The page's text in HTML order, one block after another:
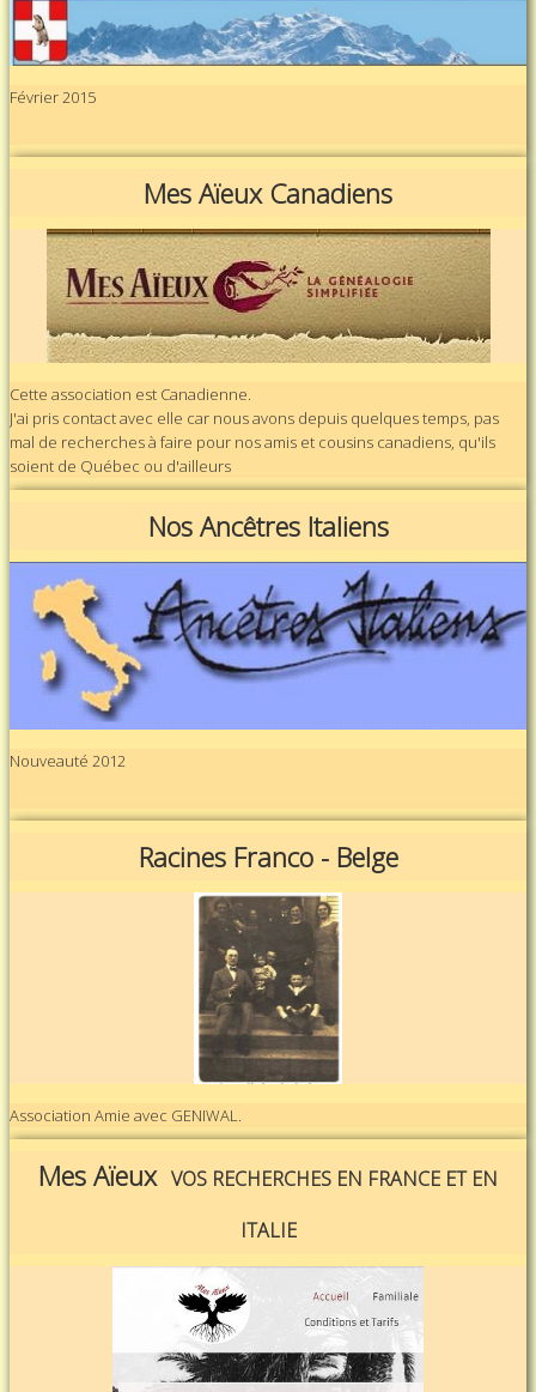
Février 2015
Mes Aïeux Canadiens
Cette association est Canadienne.
J'ai pris contact avec elle car nous avons depuis quelques temps, pas
mal de recherches à faire pour nos amis et cousins canadiens, qu'ils
soient de Québec ou d'ailleurs
Nos Ancêtres Italiens
Nouveauté 2012
Racines Franco - Belge
Association Amie avec GENIWAL.
Mes Aïeux VOS RECHERCHES EN FRANCE ET EN
ITALIE